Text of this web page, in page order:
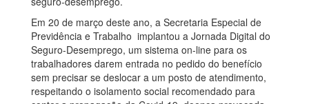
Em 20 de março deste ano, a Secretaria Especial de
Previdência e Trabalho implantou a Jornada Digital do
Seguro-Desemprego, um sistema on-line para os
trabalhadores darem entrada no pedido do benefício
sem precisar se deslocar a um posto de atendimento,
respeitando o isolamento social recomendado para